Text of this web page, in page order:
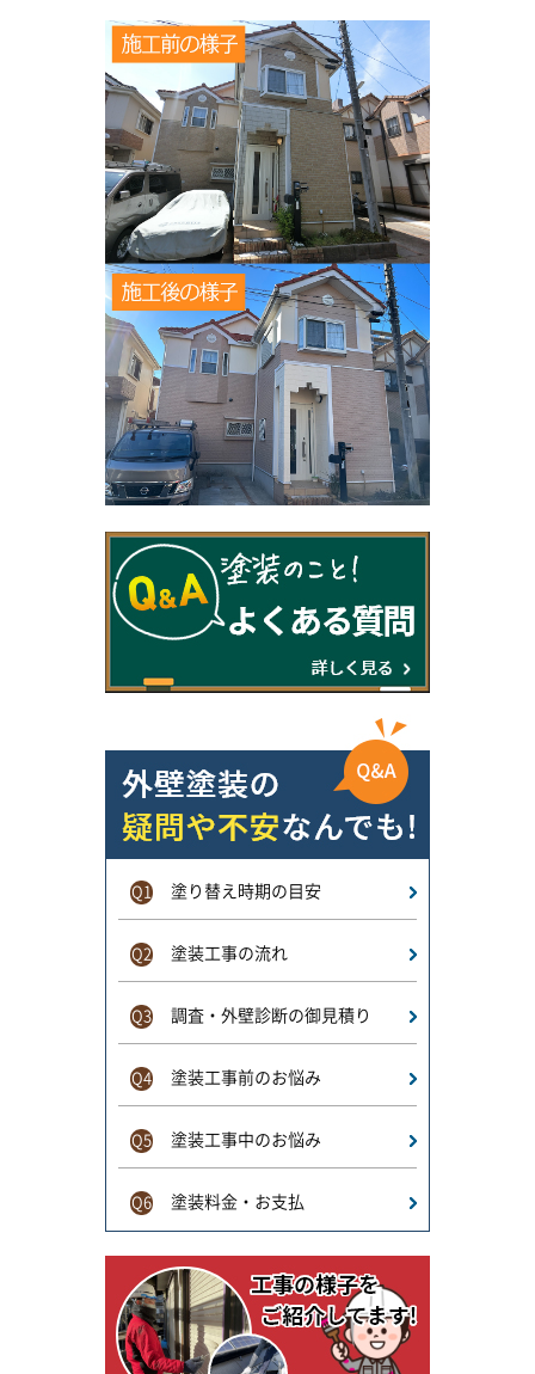
Q1 塗り替え時期の目安
Q2 塗装工事の流れ
Q3 調査・外壁診断の御見積り
Q4 塗装工事前のお悩み
Q5 塗装工事中のお悩み
Q6 塗装料金・お支払